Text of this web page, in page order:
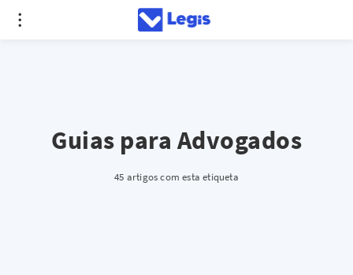
Guias para Advogados
45 artigos com esta etiqueta